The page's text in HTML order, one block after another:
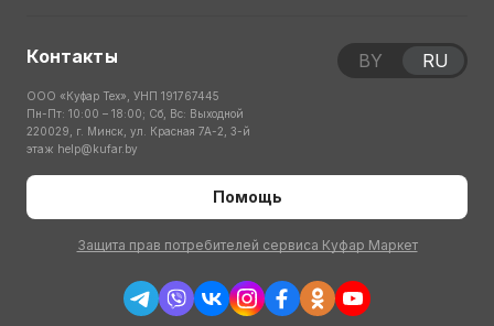
Контакты
ООО «Куфар Тех», УНП 191767445
Пн-Пт: 10:00 – 18:00; Сб, Вс: Выходной
220029, г. Минск, ул. Красная 7А-2, 3-й
этаж help@kufar.by
Помощь
Защита прав потребителей сервиса Куфар Маркет
BY RU